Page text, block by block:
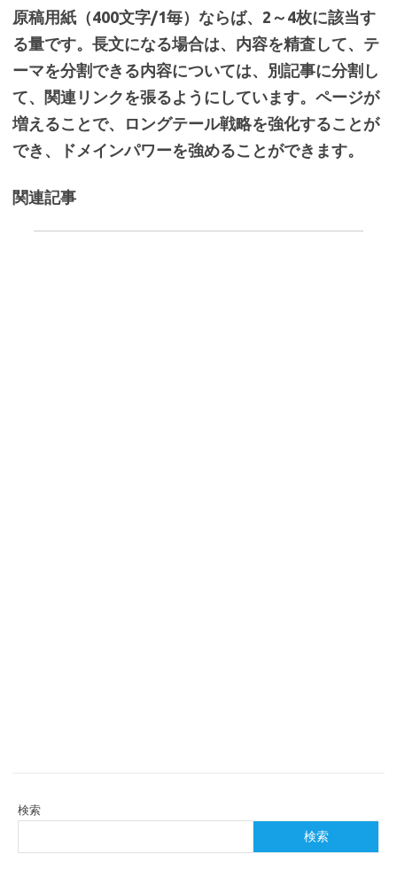
原稿用紙（400文字/1毎）ならば、2～4枚に該当す
る量です。長文になる場合は、内容を精査して、テ
ーマを分割できる内容については、別記事に分割し
て、関連リンクを張るようにしています。ページが
増えることで、ロングテール戦略を強化することが
でき、ドメインパワーを強めることができます。
関連記事
検索
検索